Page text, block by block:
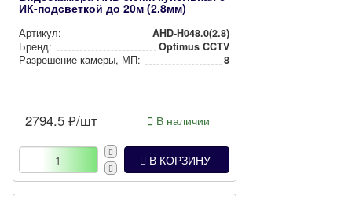
ИК-подсветкой до 20м (2.8мм)
Артикул:
AHD-H048.0(2.8)
Бренд:
Optimus CCTV
Разрешение камеры, МП:
8
2794.5 ₽/шт В наличии
В КОРЗИНУ